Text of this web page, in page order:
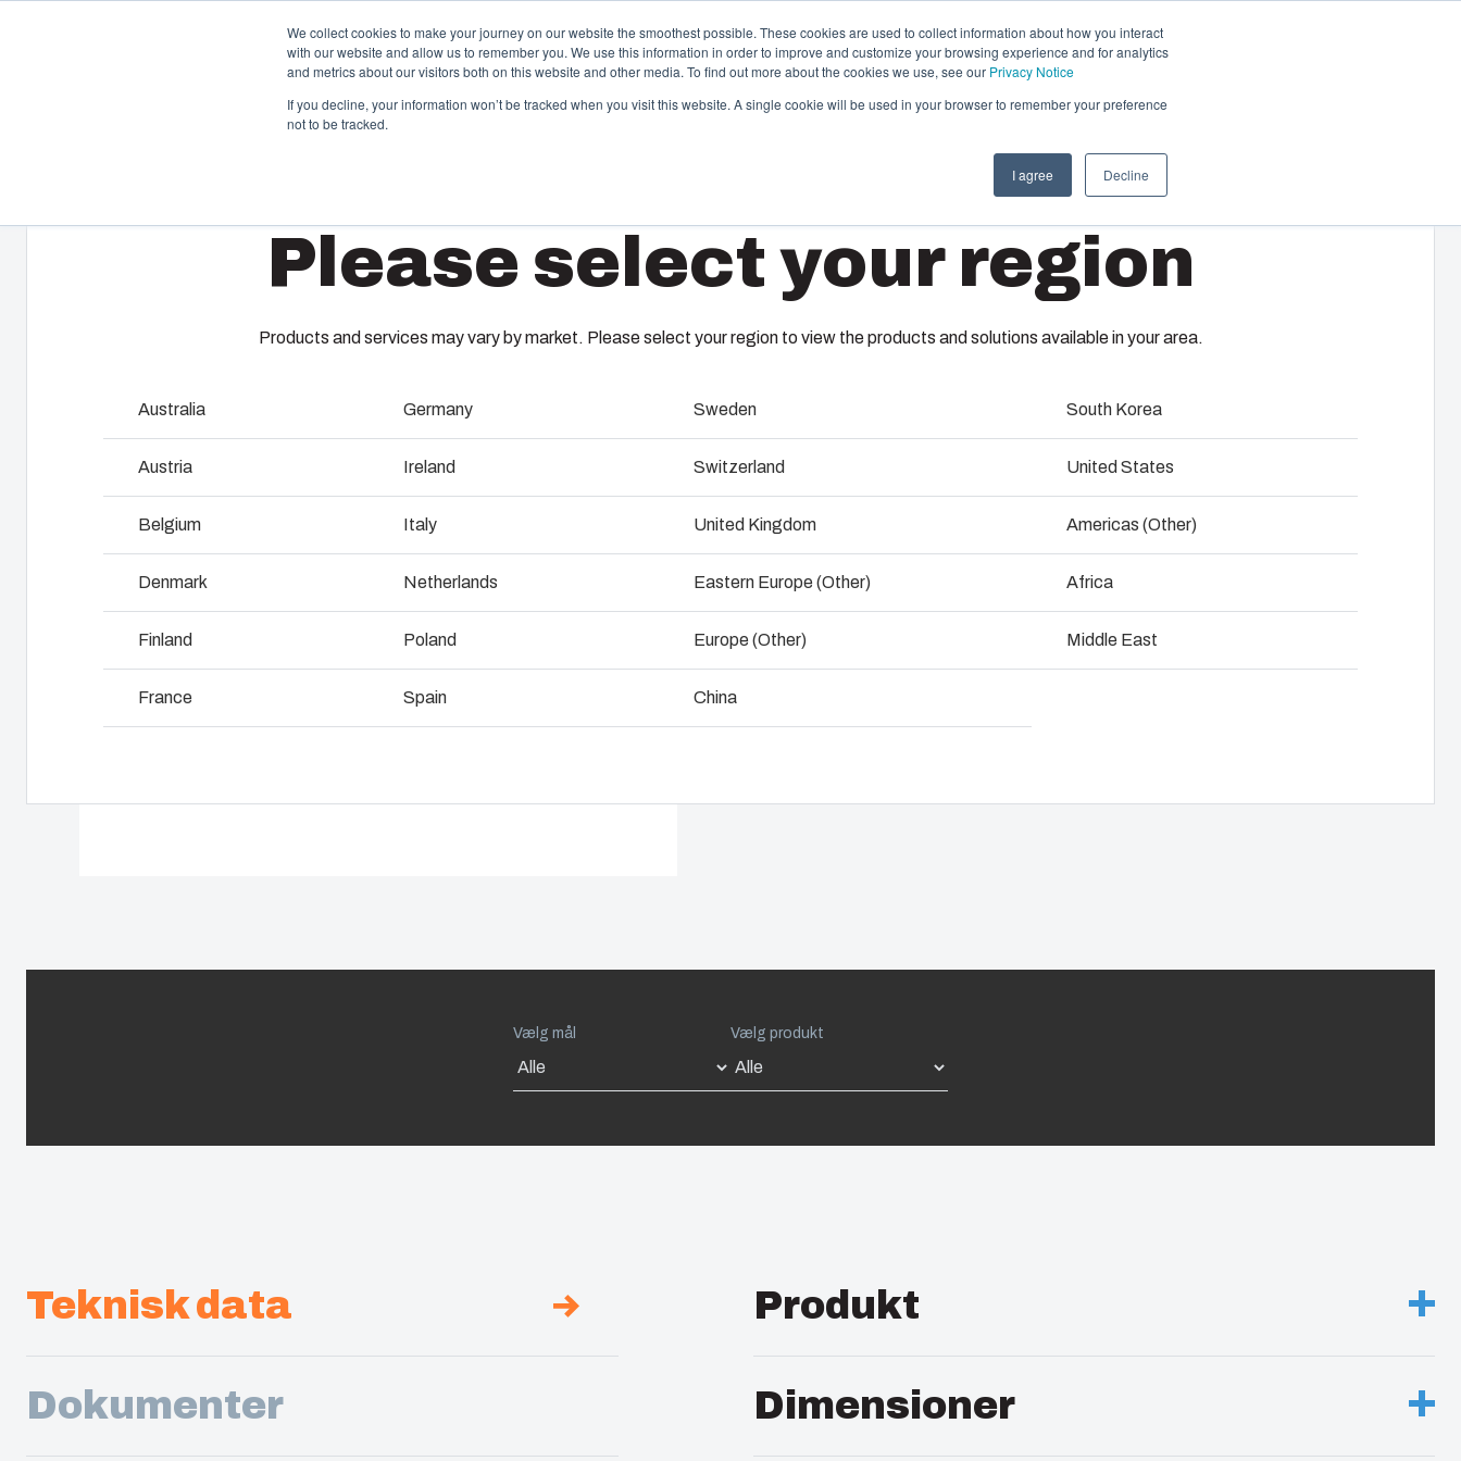
We collect cookies to make your journey on our website the smoothest possible. These cookies are used to collect information about how you interact
with our website and allow us to remember you. We use this information in order to improve and customize your browsing experience and for analytics
and metrics about our visitors both on this website and other media. To find out more about the cookies we use, see our Privacy Notice
If you decline, your information won’t be tracked when you visit this website. A single cookie will be used in your browser to remember your preference
not to be tracked.
I agree Decline
Produktudbud og servicesPartnereRessourcerOm os
NOT SET(Change)
Vores udvalg af kapslinger og kabinetter rummer den
rigtige løsning i alle situationer. Robuste og lette at
vedligeholde – med en holdbarhed, du kan regne med.
Fibox tilbyder tilpassede løsninger til kundespecifik
plastikteknik på højeste niveau. Disse services
dækker hele livscyklussen for kundeløsningen – lige fra
uproblematisk levering til din lokation.
Fremstilling af sprøjtestøbeforme
Industrialisering og produktion
Please select your region
Products and services may vary by market. Please select your region to view the products and solutions available in your area.
Australia
Austria
Belgium
Denmark
Finland
France
Germany
Ireland
Italy
Netherlands
Poland
Spain
Sweden
Switzerland
United Kingdom
Eastern Europe (Other)
Europe (Other)
China
South Korea
United States
Americas (Other)
Africa
Middle East
ARK14126CHFTSSF
8561575
Dimensioner - 356 x 305 x 152
Tal med os Download produkt-kort
Vælg mål Vælg produkt
Teknisk data
Dokumenter
Produkt
Dimensioner